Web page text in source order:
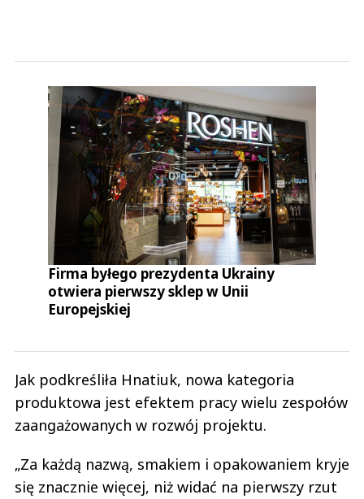
Firma byłego prezydenta Ukrainy
otwiera pierwszy sklep w Unii
Europejskiej
Jak podkreśliła Hnatiuk, nowa kategoria
produktowa jest efektem pracy wielu zespołów
zaangażowanych w rozwój projektu.
„Za każdą nazwą, smakiem i opakowaniem kryje
się znacznie więcej, niż widać na pierwszy rzut